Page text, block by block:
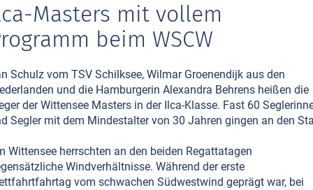
Masters mit vollem
beim WSCW
Schulz vom TSV Schilksee, Wilmar Groenendijk aus den
und die Hamburgerin Alexandra Behrens heißen die
der Wittensee Masters in der Ilca-Klasse. Fast 60
Segler mit dem Mindestalter von 30 Jahren gingen an den
Wittensee herrschten an den beiden Regattatagen
Windverhältnisse. Während der erste
vom schwachen Südwestwind geprägt war, bei